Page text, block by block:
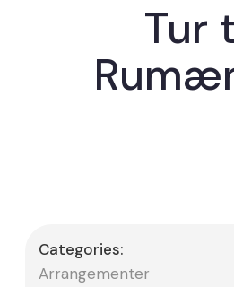
Tur
Categories:
Arrangementer